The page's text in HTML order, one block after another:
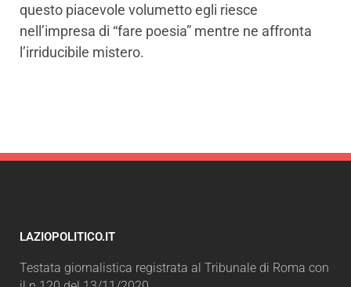
questo piacevole volumetto egli riesce
nell’impresa di “fare poesia” mentre ne affronta
l’irriducibile mistero.
LAZIOPOLITICO.IT
Testata giornalistica registrata al Tribunale di Roma con